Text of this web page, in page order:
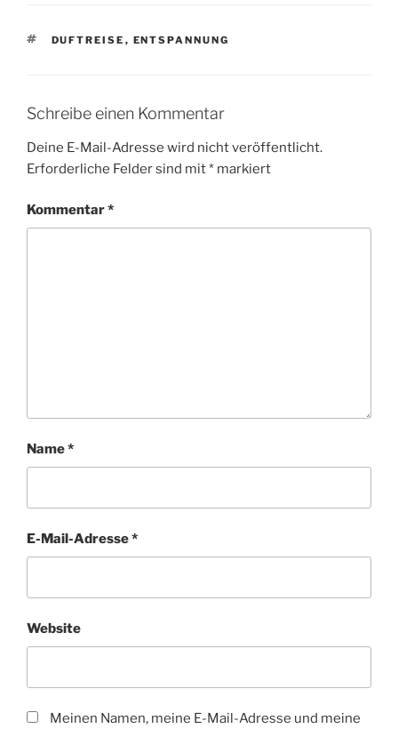
SCHLAGWÖRTER
DUFTREISE , ENTSPANNUNG
Schreibe einen Kommentar
Deine E-Mail-Adresse wird nicht veröffentlicht.
Erforderliche Felder sind mit* markiert
Kommentar*
Name*
E-Mail-Adresse*
Website
Meinen Namen, meine E-Mail-Adresse und meine